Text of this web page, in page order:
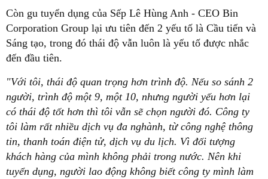
Còn gu tuyển dụng của Sếp Lê Hùng Anh - CEO Bin
Corporation Group lại ưu tiên đến 2 yếu tố là Cầu tiến và
Sáng tạo, trong đó thái độ vẫn luôn là yếu tố được nhắc
đến đầu tiên.
"Với tôi, thái độ quan trọng hơn trình độ. Nếu so sánh 2
người, trình độ một 9, một 10, nhưng người yếu hơn lại
có thái độ tốt hơn thì tôi vẫn sẽ chọn người đó. Công ty
tôi làm rất nhiều dịch vụ đa nghành, từ công nghệ thông
tin, thanh toán điện tử, dịch vụ du lịch. Vì đối tượng
khách hàng của mình không phải trong nước. Nên khi
tuyển dụng, người lao động không biết công ty mình làm